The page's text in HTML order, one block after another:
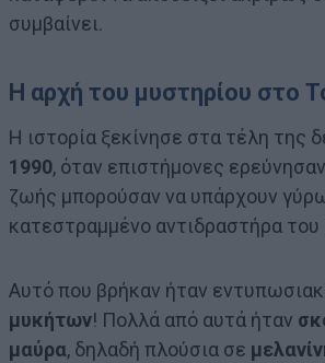
συμβαίνει.
Η αρχή του μυστηρίου στο
Η ιστορία ξεκίνησε στα τέλη της
1990, όταν επιστήμονες
ζωής μπορούσαν να υπάρχουν
κατεστραμμένο αντιδραστήρα του
Αυτό που βρήκαν ήταν
μυκήτων! Πολλά από αυτά ήταν
μαύρα, δηλαδή πλούσια σε